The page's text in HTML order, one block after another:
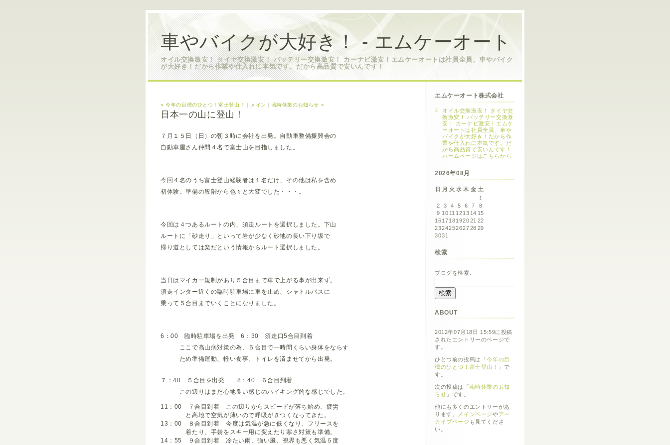
車やバイクが大好き！ - エムケーオート
オイル交換激安！ タイヤ交換激安！ バッテリー交換激安！ カーナビ激安！エムケーオートは社員全員、車やバイク
が大好き！だから作業や仕入れに本気です。だから高品質で安いんです！
« 今年の目標のひとつ！富士登山！ | メイン | 臨時休業のお知らせ »
日本一の山に登山！
７月１５日（日）の朝３時に会社を出発。自動車整備振興会の
自動車屋さん仲間４名で富士山を目指しました。
今回４名のうち富士登山経験者は１名だけ、その他は私を含め
初体験。準備の段階から色々と大変でした・・・。
今回は４つあるルートの内、須走ルートを選択しました。下山
ルートに「砂走り」といって岩が少なく砂地の長い下り坂で
帰り道としては楽だという情報からルート選択しました。
当日はマイカー規制があり５合目まで車で上がる事が出来ず。
須走インター近くの臨時駐車場に車を止め、シャトルバスに
乗って５合目までいくことになりました。
6：00 臨時駐車場を出発 6：30 須走口5合目到着
ここで高山病対策の為、５合目で一時間くらい身体をならす
ため準備運動、軽い食事、トイレを済ませてから出発。
７：40 ５合目を出発 8：40 ６合目到着
この辺りはまだ心地良い感じのハイキング的な感じでした。
11：00 ７合目到着 この辺りからスピードが落ち始め、疲労
と高地で空気が薄いので呼吸がきつくなってきた。
13：00 ８合目到着 今度は気温が急に低くなり、フリースを
着たり、手袋をスキー用に変えたり寒さ対策も準備。
14：55 ９合目到着 冷たい雨、強い風、視界も悪く気温５度
エムケーオート株式会社
オイル交換激安！ タイヤ交
換激安！ バッテリー交換激
安！ カーナビ激安！エムケ
ーオートは社員全員、車や
バイクが大好き！だから作
業や仕入れに本気です。だ
から高品質で安いんです！
ホームページはこちらから
2026年08月
日 月 火 水 木 金 土
1
2
3 4 5 6 7
8
9 10 11 1213 14 15
161718192021 22
232425262728 29
3031
検索
ブログを検索:
ABOUT
2012年07月18日 15:59に投稿
されたエントリーのページで
す。
ひとつ前の投稿は「今年の目
標のひとつ！富士登山！
」で
す。
次の投稿は「臨時休業のお知
らせ 」です。
他にも多くのエントリーがあ
ります。
メインページやアー
カイブページ も見てくださ
い。